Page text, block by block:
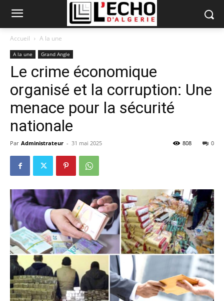
Accueil A la une
A la une Grand Angle
Le crime économique
organisé et la corruption: Une
menace pour la sécurité
nationale
Par Administrateur - 31 mai 2025 0
808